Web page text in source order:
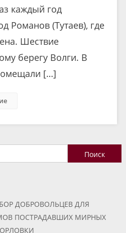
каждый год
Романов (Тутаев), где
Шествие
берегу Волги. В
[…]
Найти:
ДОБРОВОЛЬЦЕВ ДЛЯ
ПОСТРАДАВШИХ МИРНЫХ